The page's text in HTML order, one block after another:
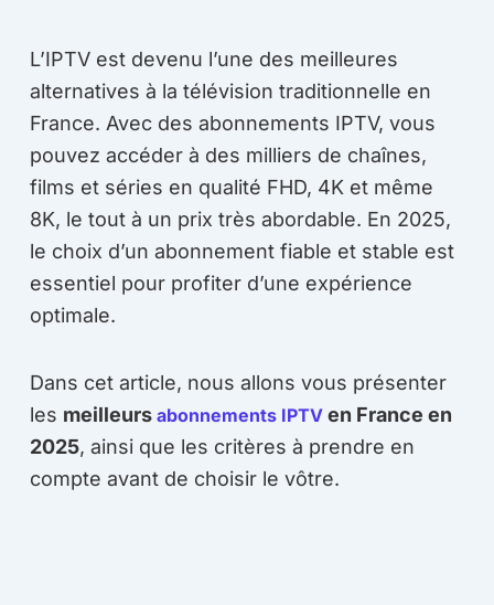
L’IPTV est devenu l’une des meilleures
alternatives à la télévision traditionnelle en
France. Avec des abonnements IPTV, vous
pouvez accéder à des milliers de chaînes,
films et séries en qualité FHD, 4K et même
8K, le tout à un prix très abordable. En 2025,
le choix d’un abonnement fiable et stable est
essentiel pour profiter d’une expérience
optimale.
Dans cet article, nous allons vous présenter
les meilleursabonnements IPTV en France en
2025, ainsi que les critères à prendre en
compte avant de choisir le vôtre.